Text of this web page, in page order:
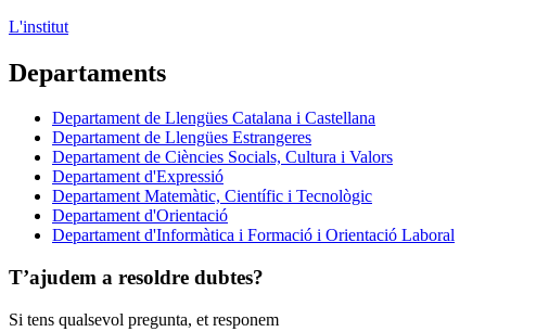
L'institut
Departaments
Departament de Llengües Catalana i Castellana
Departament de Llengües Estrangeres
Departament de Ciències Socials, Cultura i Valors
Departament d'Expressió
Departament Matemàtic, Científic i Tecnològic
Departament d'Orientació
Departament d'Informàtica i Formació i Orientació Laboral
T’ajudem a resoldre dubtes?
Si tens qualsevol pregunta, et responem